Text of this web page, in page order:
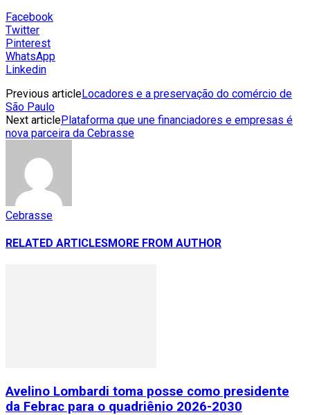
Facebook
Twitter
Pinterest
WhatsApp
Linkedin
Previous articleLocadores e a preservação do comércio de
São Paulo
Next articlePlataforma que une financiadores e empresas é
nova parceira da Cebrasse
Cebrasse
RELATED ARTICLESMORE FROM AUTHOR
Avelino Lombardi toma posse como presidente
da Febrac para o quadriênio 2026-2030